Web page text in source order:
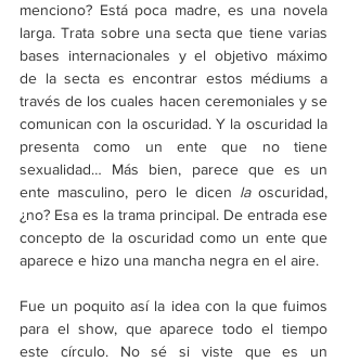
menciono? Está poca madre, es una novela
larga. Trata sobre una secta que tiene varias
bases internacionales y el objetivo máximo
de la secta es encontrar estos médiums a
través de los cuales hacen ceremoniales y se
comunican con la oscuridad. Y la oscuridad la
presenta como un ente que no tiene
sexualidad… Más bien, parece que es un
ente masculino, pero le dicen la oscuridad,
¿no? Esa es la trama principal. De entrada ese
concepto de la oscuridad como un ente que
aparece e hizo una mancha negra en el aire.
Fue un poquito así la idea con la que fuimos
para el show, que aparece todo el tiempo
este círculo. No sé si viste que es un